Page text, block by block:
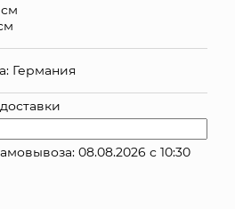
КЛИЕНТАМ
И ОПЛАТА
Германия
08.08.2026 с 10:30